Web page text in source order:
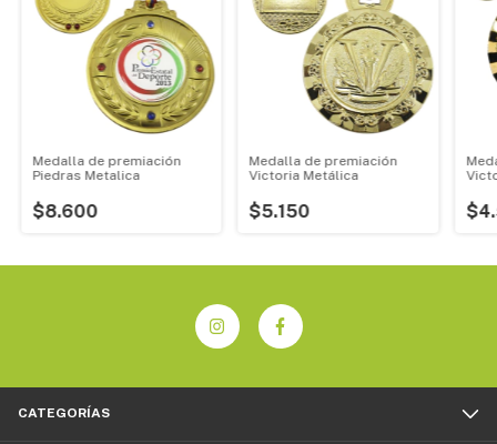
Medalla de premiación
Piedras Metalica
$8.600
Medalla de premiación
Victoria Metálica
$5.150
CATEGORÍAS